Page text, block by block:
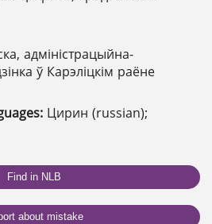
адміністрацыйна-
ў Карэліцкім раёне
Цирин (russian);
Find in NLB
about mistake